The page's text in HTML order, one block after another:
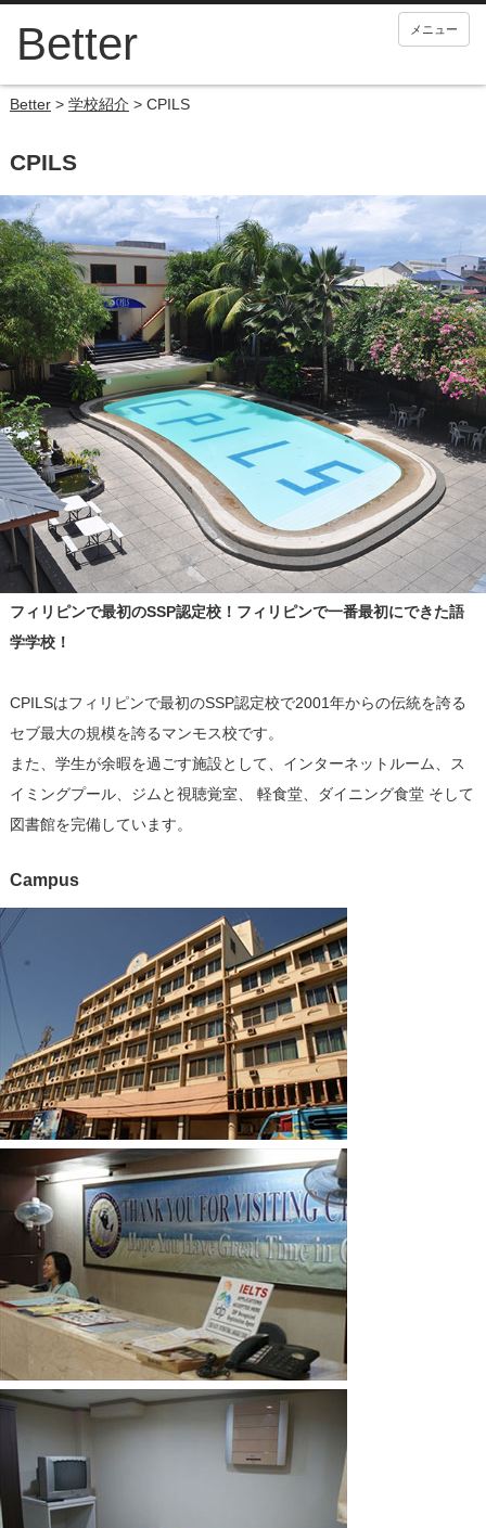
メニュー
Better> 学校紹介 > CPILS
CPILS
フィリピンで最初のSSP認定校！フィリピンで一番最初にできた語
学学校！
CPILSはフィリピンで最初のSSP認定校で2001年からの伝統を誇る
セブ最大の規模を誇るマンモス校です。
また、学生が余暇を過ごす施設として、インターネットルーム、ス
イミングプール、ジムと視聴覚室、 軽食堂、ダイニング食堂 そして
図書館を完備しています。
Campus